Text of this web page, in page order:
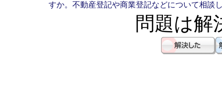
すか。 不動産登記や商業登記などについて相談
問題は解